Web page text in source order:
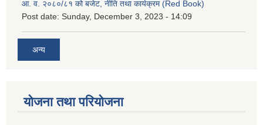
आ. व. २०८०/८१ को बजेट, नीति तथा कार्यक्रम (Red Book)
Post date: Sunday, December 3, 2023 - 14:09
अन्य
योजना तथा परियोजना